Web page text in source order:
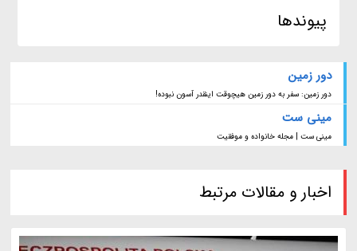
پیوندها
دور زمین
دور زمین: سفر به دور زمین هیچوقت اینقدر آسون نبوده!
مینی ست
مینی ست | مجله خانواده و موفقیت
اخبار و مقالات مرتبط